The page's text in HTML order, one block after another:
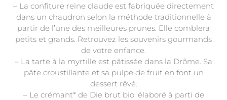
– La confiture reine claude est fabriquée directement
dans un chaudron selon la méthode traditionnelle à
partir de l’une des meilleures prunes. Elle comblera
petits et grands. Retrouvez les souvenirs gourmands
de votre enfance.
– La tarte à la myrtille est pâtissée dans la Drôme. Sa
pâte croustillante et sa pulpe de fruit en font un
dessert rêvé.
– Le crémant* de Die brut bio, élaboré à parti de